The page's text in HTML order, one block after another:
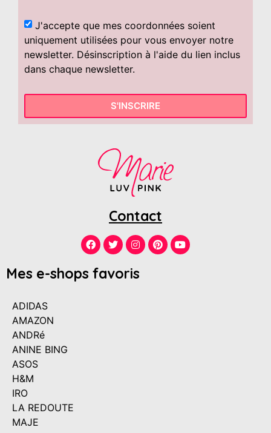
J'accepte que mes coordonnées soient
uniquement utilisées pour vous envoyer notre
newsletter. Désinscription à l'aide du lien inclus
dans chaque newsletter.
S'INSCRIRE
Contact
Mes e-shops favoris
ADIDAS
AMAZON
ANDRé
ANINE BING
ASOS
H&M
IRO
LA REDOUTE
MAJE